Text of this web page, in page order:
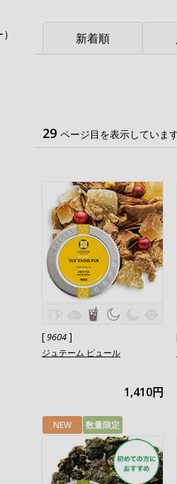
新着順
29 ページ目を表示していま
[9604]
ジュテーム ピュール
1,410円
NEW 数量限定